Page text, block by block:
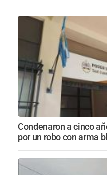
Condenaron a cinco
por un robo con arma